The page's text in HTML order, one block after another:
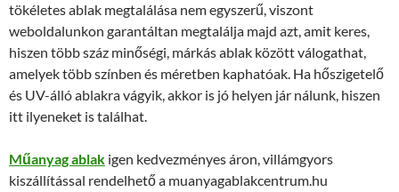
tökéletes ablak megtalálása nem egyszerű, viszont
weboldalunkon garantáltan megtalálja majd azt, amit keres,
hiszen több száz minőségi, márkás ablak között válogathat,
amelyek több színben és méretben kaphatóak. Ha hőszigetelő
és UV-álló ablakra vágyik, akkor is jó helyen jár nálunk, hiszen
itt ilyeneket is találhat.
Műanyag ablak igen kedvezményes áron, villámgyors
kiszállítással rendelhető a muanyagablakcentrum.hu